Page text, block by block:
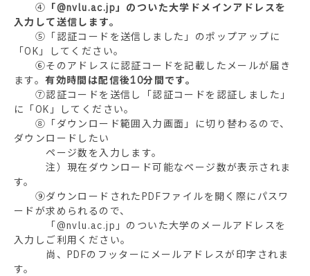
④ 「@nvlu.ac.jp」のついた大学ドメインアドレスを
入力して送信します。
⑤「認証コードを送信しました」のポップアップに
「OK」してください。
⑥そのアドレスに認証コードを記載したメールが届き
ます。有効時間は配信後10分間です。
⑦認証コードを送信し「認証コードを認証しました」
に「OK」してください。
⑧「ダウンロード範囲入力画面」に切り替わるので、
ダウンロードしたい
ページ数を入力します。
注）現在ダウンロード可能なページ数が表示されま
す。
⑨ダウンロードされたPDFファイルを開く際にパスワ
ードが求められるので、
「@nvlu.ac.jp」のついた大学のメールアドレスを
入力しご利用ください。
尚、PDFのフッターにメールアドレスが印字されま
す。